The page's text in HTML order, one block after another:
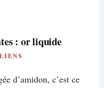
: or liquide
d’amidon, c’est ce